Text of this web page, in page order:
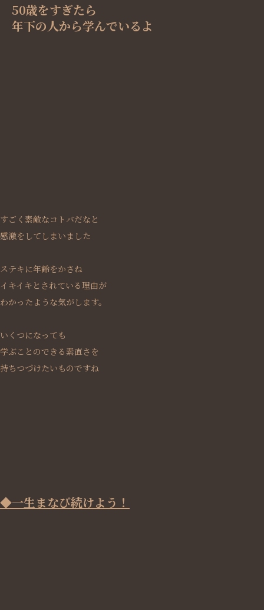
50歳をすぎたら
年下の人から学んでいるよ
すごく素敵なコトバだなと
感激をしてしまいました
ステキに年齢をかさね
イキイキとされている理由が
わかったような気がします。
いくつになっても
学ぶことのできる素直さを
持ちつづけたいものですね
◆一生まなび続けよう！